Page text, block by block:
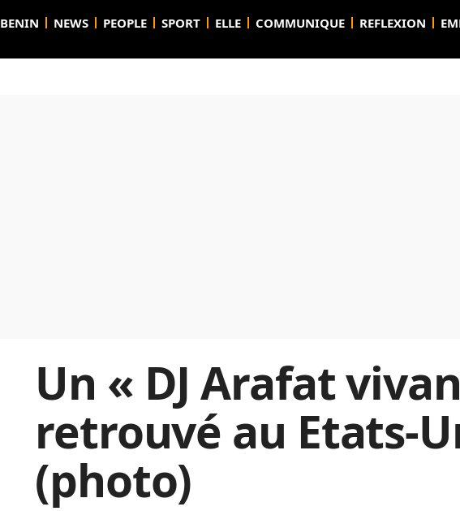
BENIN NEWS PEOPLE SPORT ELLE COMMUNIQUE REFLEXION
Un « DJ Arafat
retrouvé au Etats-
(photo)